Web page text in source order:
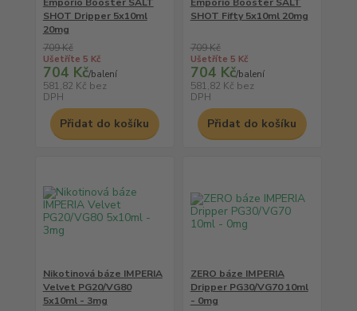
SHOT Dripper 5x10ml
20mg
709 Kč
Ušetříte 5 Kč
704 Kč/balení
581,82 Kč bez
DPH
Přidat do košíku
SHOT Fifty 5x10ml 20mg
709 Kč
Ušetříte 5 Kč
704 Kč/balení
581,82 Kč bez
DPH
Přidat do košíku
Nikotinová báze IMPERIA
Velvet PG20/VG80
5x10ml - 3mg
ZERO báze IMPERIA
Dripper PG30/VG70 10ml
- 0mg